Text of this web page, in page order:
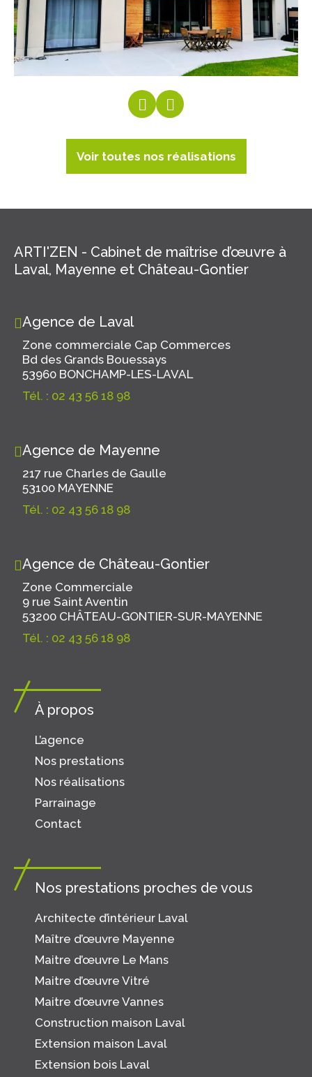
Précédent
Suivant
Voir toutes nos réalisations
ARTI'ZEN - Cabinet de maîtrise d’œuvre à
Laval, Mayenne et Château-Gontier
Agence de Laval
Zone commerciale Cap Commerces
Bd des Grands Bouessays
53960 BONCHAMP-LES-LAVAL
Tél. : 02 43 56 18 98
Agence de Mayenne
217 rue Charles de Gaulle
53100 MAYENNE
Tél. : 02 43 56 18 98
Agence de Château-Gontier
Zone Commerciale
9 rue Saint Aventin
53200 CHÂTEAU-GONTIER-SUR-MAYENNE
Tél. : 02 43 56 18 98
À propos
L’agence
Nos prestations
Nos réalisations
Parrainage
Contact
Nos prestations proches de vous
Architecte d’intérieur Laval
Maître d’œuvre Mayenne
Maitre d’œuvre Le Mans
Maitre d’œuvre Vitré
Maitre d’œuvre Vannes
Construction maison Laval
Extension maison Laval
Extension bois Laval